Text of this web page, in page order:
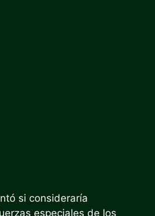
si consideraría
especiales de los